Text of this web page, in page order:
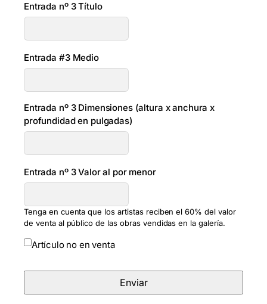
Entrada nº 3 Título
Entrada #3 Medio
Entrada nº 3 Dimensiones (altura x anchura x
profundidad en pulgadas)
Entrada nº 3 Valor al por menor
Tenga en cuenta que los artistas reciben el 60% del valor
de venta al público de las obras vendidas en la galería.
Artículo no en venta